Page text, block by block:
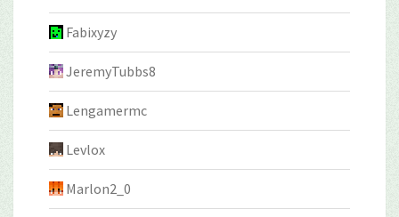
Fabixyzy
JeremyTubbs8
Lengamermc
Levlox
Marlon2_0